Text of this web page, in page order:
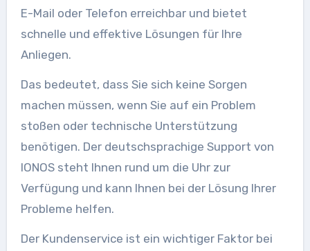
E-Mail oder Telefon erreichbar und bietet
schnelle und effektive Lösungen für Ihre
Anliegen.
Das bedeutet, dass Sie sich keine Sorgen
machen müssen, wenn Sie auf ein Problem
stoßen oder technische Unterstützung
benötigen. Der deutschsprachige Support von
IONOS steht Ihnen rund um die Uhr zur
Verfügung und kann Ihnen bei der Lösung Ihrer
Probleme helfen.
Der Kundenservice ist ein wichtiger Faktor bei